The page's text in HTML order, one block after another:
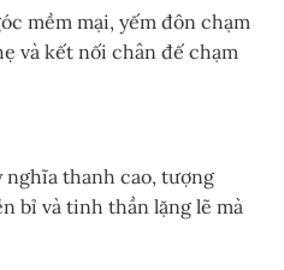
mềm mại, yếm đôn chạm
và kết nối chân đế chạm
nghĩa thanh cao, tượng
bỉ và tinh thần lặng lẽ mà